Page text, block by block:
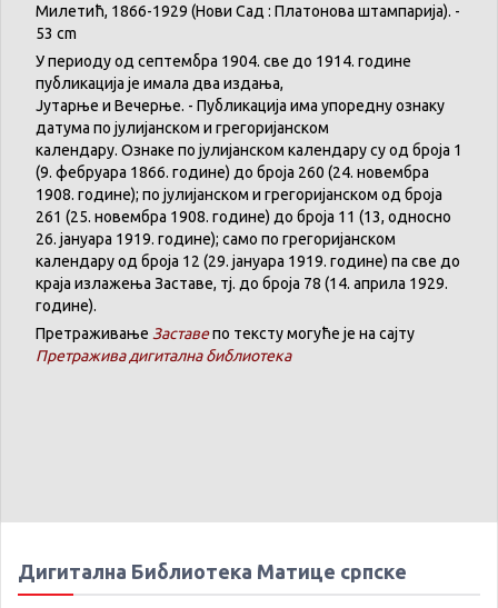
Милетић, 1866-1929 (Нови Сад : Платонова штампарија). -
53 cm
Упериодуод септембра 1904. све до 1914. године
публикација је имала два издања,
Јутарње и Вечерње. - Публикација има упореднуознаку
датума по јулијанском и грегоријанском
календару. Ознаке по јулијанском календару су од броја 1
(9. фебруара 1866. године) до броја 260 (24. новембра
1908. године); по јулијанском и грегоријанском од броја
261 (25. новембра 1908. године) до броја 11 (13, односно
26. јануара 1919. године); само по грегоријанском
календаруод броја 12 (29. јануара 1919. године) па све до
краја излажења Заставе, тј. до броја 78 (14. априла 1929.
године).
Претраживање Заставепо тексту могуће је на сајту
Претражива дигитална библиотека
Дигитална Библиотека Матице српске